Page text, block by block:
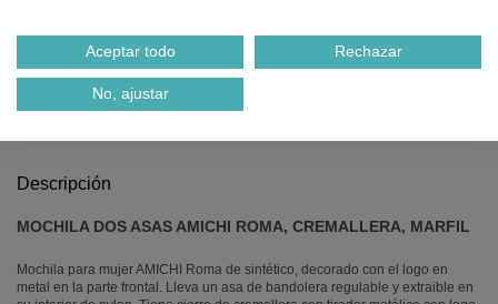
Notificarme cuando esté disponible
Descripción
MOCHILA DOS ASAS AMICHI ROMA, CREMALLERA, MARFIL
Mochila para mujer AMICHI Roma de sintético, decorado con el logo en
metal en la parte frontal. Lleva un asa de bandolera regulable y extraible en
Aceptar todo Rechazar
No, ajustar